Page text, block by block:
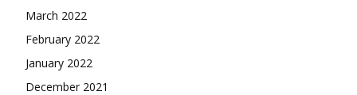
March 2022
February 2022
January 2022
December 2021